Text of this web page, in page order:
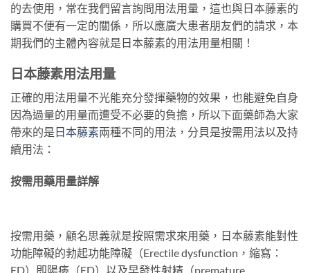
的去使用，常在我們留言詢問用法用量，這也與日本藤素的
購買不便有一定的關係，所以應廣大患者朋友們的請求，本
期我們的主體內容就是日本藤素的用法用量相關！
日本藤素用法用量
正確的用法用量不光能充分發揮藥物的效果，也能避免自身
因為過量的用量而遭受不必要的負擔，所以下面藥師為大家
帶來的是 日本藤素兩種不同的用法，分貝是按需用法以及持
續用法：
按需用藥用量詳解
按需用藥，顧名思義就是按照需求來用藥，日本藤素能對性
功能障礙的勃起功能障礙（Erectile dysfunction，縮寫：
ED）即陽痿（ED）以及早發性射精（premature